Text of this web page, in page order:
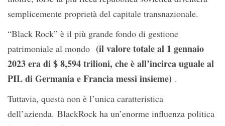
semplicemente proprietà del capitale transnazionale.
“Black Rock” è il più grande fondo di gestione
patrimoniale al mondo (il valore totale al 1 gennaio
2023 era di $ 8,594 trilioni, che è all’incirca uguale al
PIL di Germania e Francia messi insieme) .
Tuttavia, questa non è l’unica caratteristica
dell’azienda. BlackRock ha un’enorme influenza politica